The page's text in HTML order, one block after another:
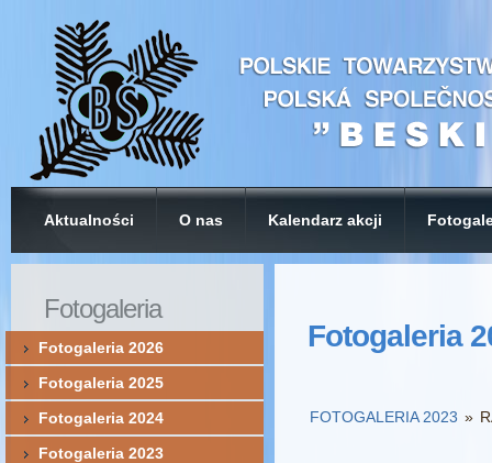
Aktualności O nas Kalendarz akcji
Fotogaleria
FOTOGALERIA 2023 »
Fotogaleria
Fotogaleria 2026
Fotogaleria 2025
Fotogaleria 2024
Fotogaleria 2023